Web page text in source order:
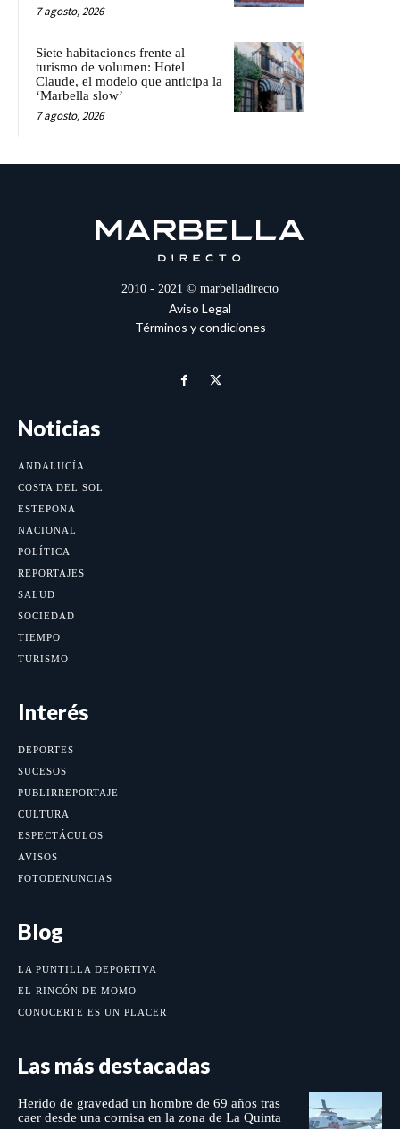
7 agosto, 2026
Siete habitaciones frente al
turismo de volumen: Hotel
Claude, el modelo que anticipa la
‘Marbella slow’
7 agosto, 2026
2010 - 2021 © marbelladirecto
Aviso Legal
Términos y condiciones
Noticias
ANDALUCÍA
COSTA DEL SOL
ESTEPONA
NACIONAL
POLÍTICA
REPORTAJES
SALUD
SOCIEDAD
TIEMPO
TURISMO
Interés
DEPORTES
SUCESOS
PUBLIRREPORTAJE
CULTURA
ESPECTÁCULOS
AVISOS
FOTODENUNCIAS
Blog
LA PUNTILLA DEPORTIVA
EL RINCÓN DE MOMO
CONOCERTE ES UN PLACER
Las más destacadas
Herido de gravedad un hombre de 69 años tras
caer desde una cornisa en la zona de La Quinta